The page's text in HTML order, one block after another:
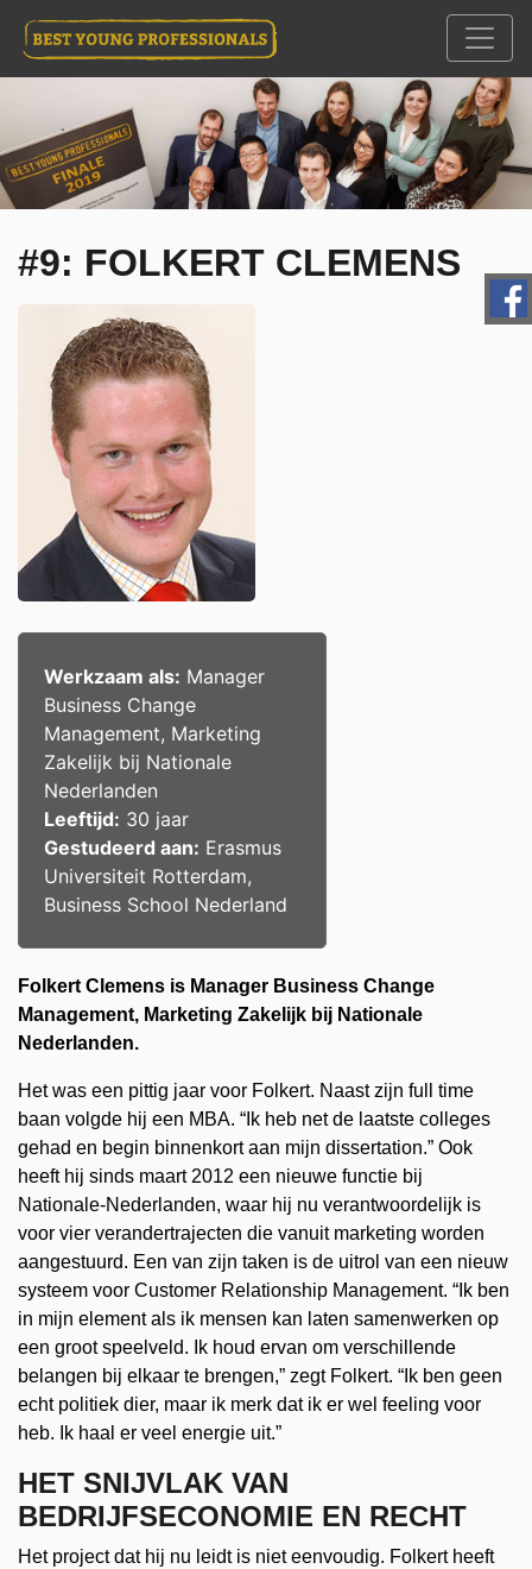
#9: FOLKERT CLEMENS
Werkzaam als: Manager
Business Change
Management, Marketing
Zakelijk bij Nationale
Nederlanden
Leeftijd: 30 jaar
Gestudeerd aan: Erasmus
Universiteit Rotterdam,
Business School Nederland
Folkert Clemens is Manager Business Change
Management, Marketing Zakelijk bij Nationale
Nederlanden.
Het was een pittig jaar voor Folkert. Naast zijn full time
baan volgde hij een MBA. “Ik heb net de laatste colleges
gehad en begin binnenkort aan mijn dissertation.” Ook
heeft hij sinds maart 2012 een nieuwe functie bij
Nationale-Nederlanden, waar hij nu verantwoordelijk is
voor vier verandertrajecten die vanuit marketing worden
aangestuurd. Een van zijn taken is de uitrol van een nieuw
systeem voor Customer Relationship Management. “Ik ben
in mijn element als ik mensen kan laten samenwerken op
een groot speelveld. Ik houd ervan om verschillende
belangen bij elkaar te brengen,” zegt Folkert. “Ik ben geen
echt politiek dier, maar ik merk dat ik er wel feeling voor
heb. Ik haal er veel energie uit.”
HET SNIJVLAK VAN
BEDRIJFSECONOMIE EN RECHT
Het project dat hij nu leidt is niet eenvoudig. Folkert heeft